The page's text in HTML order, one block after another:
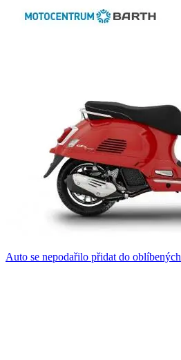
Auto se nepodařilo přidat do oblíbených